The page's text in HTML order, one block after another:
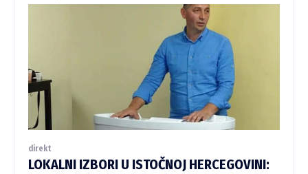
direkt
LOKALNI IZBORI U ISTOČNOJ HERCEGOVINI: